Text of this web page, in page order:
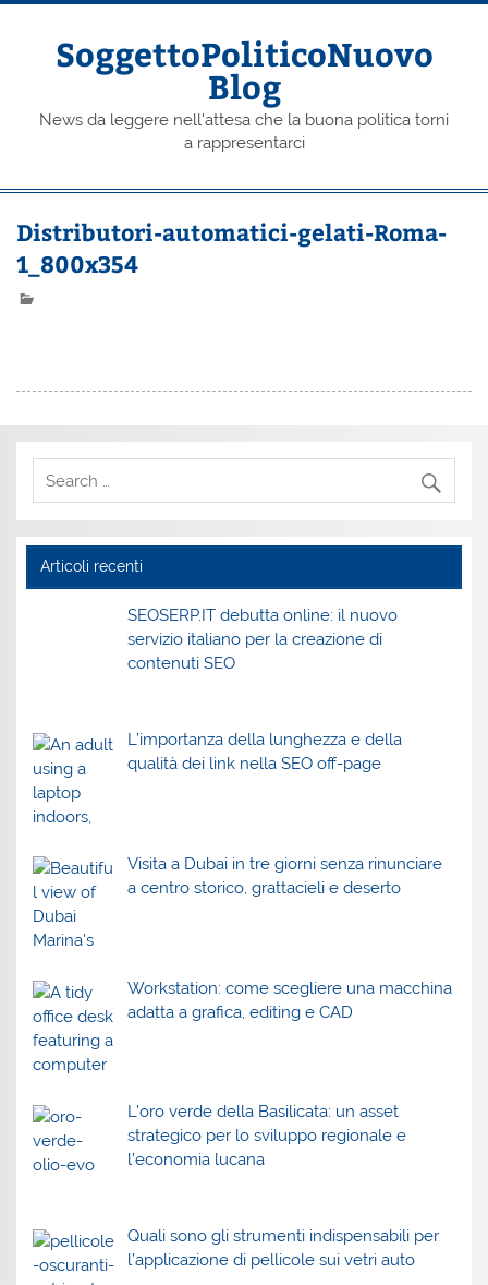
Skip
SoggettoPoliticoNuovo
Blog
News da leggere nell'attesa che la buona politica torni
a rappresentarci
Distributori-automatici-gelati-Roma-
1_800x354
Articoli recenti
SEOSERP.IT debutta online: il nuovo
servizio italiano per la creazione di
contenuti SEO
L’importanza della lunghezza e della
qualità dei link nella SEO off-page
Visita a Dubai in tre giorni senza rinunciare
a centro storico, grattacieli e deserto
Workstation: come scegliere una macchina
adatta a grafica, editing e CAD
L’oro verde della Basilicata: un asset
strategico per lo sviluppo regionale e
l’economia lucana
Quali sono gli strumenti indispensabili per
l’applicazione di pellicole sui vetri auto